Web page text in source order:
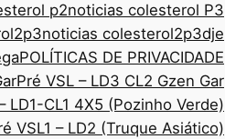
p2noticias colesterol P3
noticias colesterol2p3dje
POLÍTICAS DE PRIVACIDADE
Pré VSL – LD3 CL2 Gzen Gar
LD1-CL1 4X5 (Pozinho Verde)
VSL1 – LD2 (Truque Asiático)